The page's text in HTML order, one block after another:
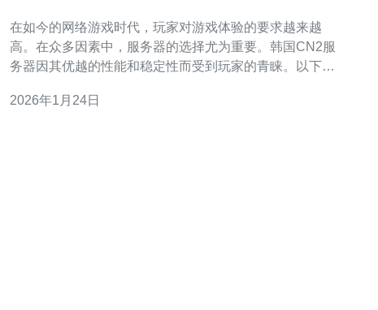
在如今的网络游戏时代，玩家对游戏体验的要求越来越
高。在众多因素中，服务器的选择尤为重要。韩国CN2服
务器因其优越的性能和稳定性而受到玩家的青睐。以下是
韩国CN2服务器？ 韩国CN2服务器是指通过中国电信的
2026年1月24日